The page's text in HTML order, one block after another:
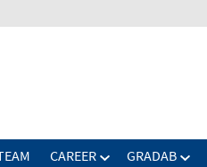
CAREER GRADAB